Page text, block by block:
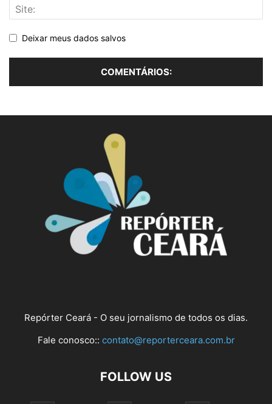
Deixar meus dados salvos
Repórter Ceará - O seu jornalismo de todos os dias.
Fale conosco:: contato@reporterceara.com.br
FOLLOW US